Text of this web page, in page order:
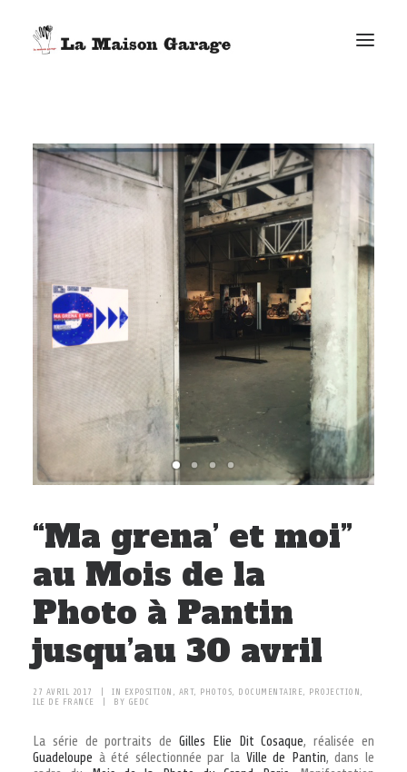
LES ACTUS
LES PRODUCTIONS
G. ELIE-DIT-COSAQUE
BONUS
FACEBOOK
RECHERCHE
“Ma grena’ et moi”
au Mois de la
Photo à Pantin
jusqu’au 30 avril
27 AVRIL 2017 IN EXPOSITION ART, PHOTOS DOCUMENTAIRE PROJECTION
ILE DE FRANCE
BY GEDC
La série de portraits de Gilles Elie Dit Cosaque, réalisée en
Guadeloupe à été sélectionnée par la Ville de Pantin, dans le